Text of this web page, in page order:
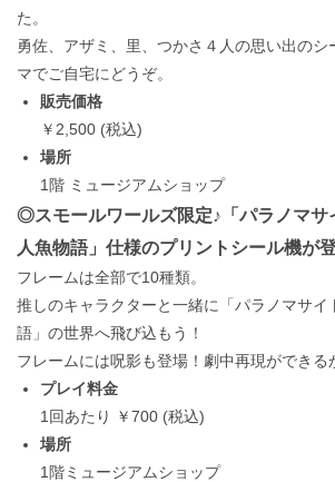
た。
勇佐、アザミ、里、つかさ４人の思い出のシ
マでご自宅にどうぞ。
販売価格
￥2,500 (税込)
場所
1階 ミュージアムショップ
◎スモールワールズ限定♪「パラノマサ
人魚物語」仕様のプリントシール機が
フレームは全部で10種類。
推しのキャラクターと一緒に「パラノマサイ
語」の世界へ飛び込もう！
フレームには呪影も登場！劇中再現ができる
プレイ料金
1回あたり ￥700 (税込)
場所
1階ミュージアムショップ